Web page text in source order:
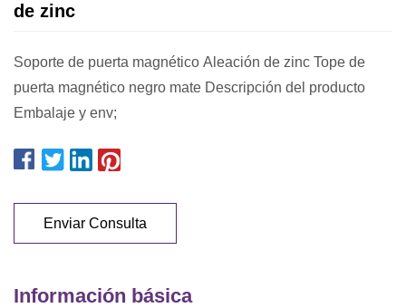
de zinc
Soporte de puerta magnético Aleación de zinc Tope de
puerta magnético negro mate Descripción del producto
Embalaje y env;
Enviar Consulta
Información básica